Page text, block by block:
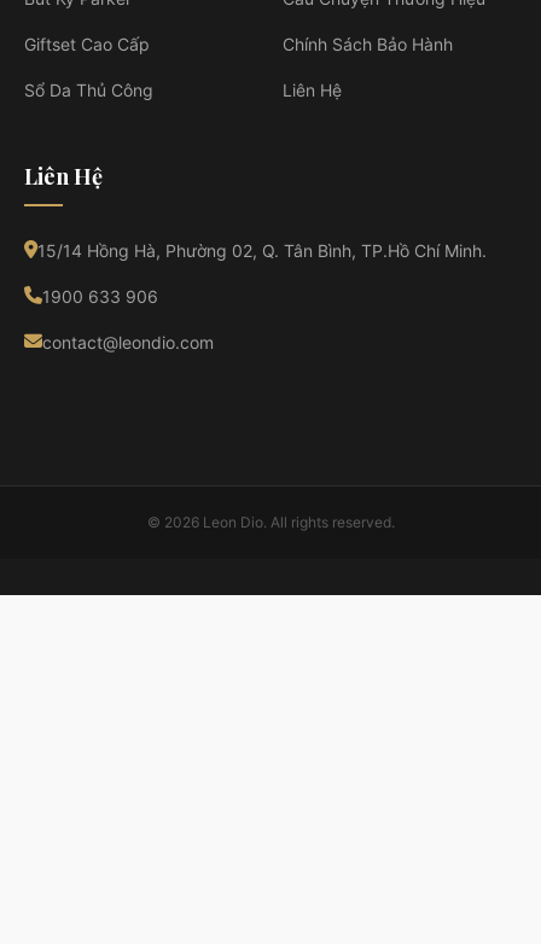
Giftset Cao Cấp
Sổ Da Thủ Công
Chính Sách Bảo Hành
Liên Hệ
Liên Hệ
15/14 Hồng Hà, Phường 02, Q. Tân Bình, TP.Hồ Chí Minh.
1900 633 906
contact@leondio.com
© 2026 Leon Dio. All rights reserved.